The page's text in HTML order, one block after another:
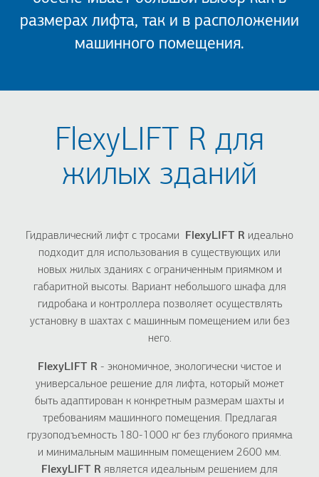
размерах лифта, так и в расположении
машинного помещения.
FlexyLIFT R для
жилых зданий
Гидравлический лифт с тросами FlexyLIFT R идеально
подходит для использования в существующих или
новых жилых зданиях с ограниченным приямком и
габаритной высоты. Вариант небольшого шкафа для
гидробака и контроллера позволяет осуществлять
установку в шахтах с машинным помещением или без
него.
FlexyLIFT R - экономичное, экологически чистое и
универсальное решение для лифта, который может
быть адаптирован к конкретным размерам шахты и
требованиям машинного помещения. Предлагая
грузоподъемность 180-1000 кг без глубокого приямка
и минимальным машинным помещением 2600 мм.
FlexyLIFT R является идеальным решением для